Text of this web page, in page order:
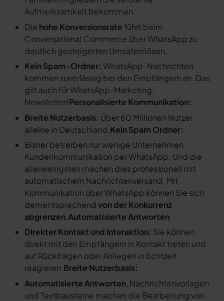
Aufmerksamkeit bekommen.
Die hohe Konversionsrate führt beim
Conversational Commerce über WhatsApp zu
deutlich gesteigerten Umsatzerlösen.
Kein Spam-Ordner: WhatsApp-Nachrichten
kommen zuverlässig bei den Empfängern an. Das
gilt auch für WhatsApp-Marketing-
Newsletter!Personalisierte Kommunikation:
Breite Nutzerbasis: Über 60 Millionen Nutzer
alleine in Deutschland.Kein Spam Ordner:
Bisher betreiben nur wenige Unternehmen
Kundenkommunikation per WhatsApp. Und die
allerwenigsten machen dies professionell mit
automatischem Nachrichtenversand. Mit
Kommunikation über WhatsApp können Sie sich
dementsprechendvon der Konkurrenz
abgrenzen.Automatisierte Antworten
Direkter Kontakt und Interaktion: Sie können
direkt mit den Empfängern in Kontakt treten und
auf Rückfragen oder Anliegen in Echtzeit
reagieren.Breite Nutzerbasis:
Automatisierte Antworten, Nachrichtenvorlagen
und Textbausteine machen die Bearbeitung von